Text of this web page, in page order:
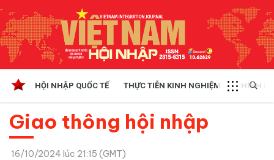
HỘI NHẬP QUỐC TẾ THỰC TIỄN KINH NGHIỆM CHÍNH
Giao thông hội nhập
16/10/2024 lúc 21:15 (GMT)